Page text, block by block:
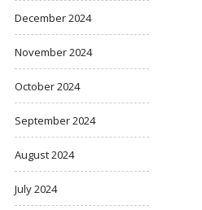
December 2024
November 2024
October 2024
September 2024
August 2024
July 2024